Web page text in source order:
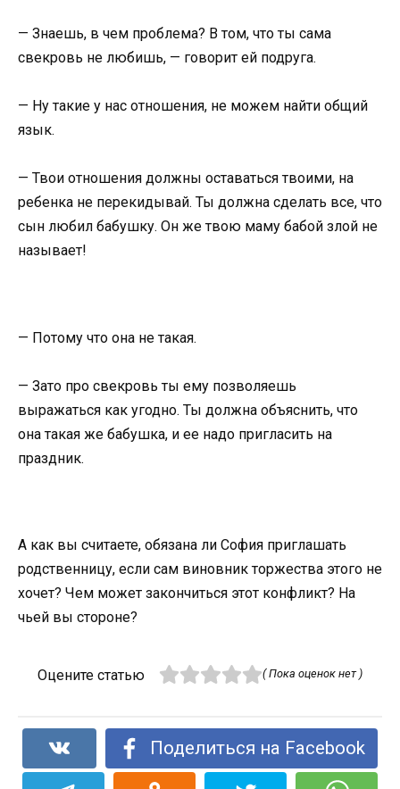
— Знаешь, в чем проблема? В том, что ты сама
свекровь не любишь, — говорит ей подруга.
— Ну такие у нас отношения, не можем найти общий
язык.
— Твои отношения должны оставаться твоими, на
ребенка не перекидывай. Ты должна сделать все, что
сын любил бабушку. Он же твою маму бабой злой не
называет!
— Потому что она не такая.
— Зато про свекровь ты ему позволяешь
выражаться как угодно. Ты должна объяснить, что
она такая же бабушка, и ее надо пригласить на
праздник.
А как вы считаете, обязана ли София приглашать
родственницу, если сам виновник торжества этого не
хочет? Чем может закончиться этот конфликт? На
чьей вы стороне?
Оцените статью ( Пока оценок нет )
Поделиться на Facebook